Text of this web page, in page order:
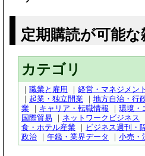
定期購読が可能
カテゴリ
｜ 職業と雇用 ｜ 経営・マネジメン
｜ 起業・独立開業 ｜ 地方自治・行
業 ｜ キャリア・転職情報 ｜ 環境・
国際貿易 ｜ ネットワークビジネス
食・ホテル産業 ｜ ビジネス週刊・
政治 ｜ 年鑑・業界データ ｜ 小売・